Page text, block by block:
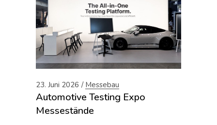
23. Juni 2026 Messebau
Automotive Testing Expo
Messestände